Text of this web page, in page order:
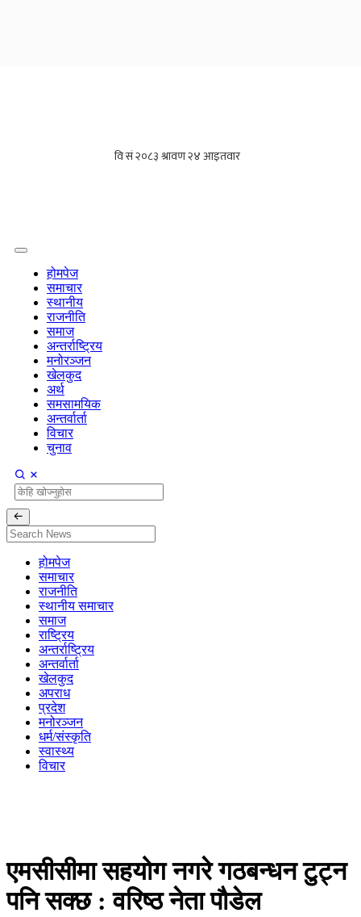
होमपेज
समाचार
स्थानीय
राजनीति
समाज
अन्तर्राष्ट्रिय
मनोरञ्जन
खेलकुद
अर्थ
समसामयिक
अन्तर्वार्ता
विचार
चुनाव
होमपेज
समाचार
राजनीति
स्थानीय समाचार
समाज
राष्ट्रिय
अन्तर्राष्ट्रिय
अन्तर्वार्ता
खेलकुद
अपराध
प्रदेश
मनोरञ्जन
धर्म/संस्कृति
स्वास्थ्य
विचार
एमसीसीमा सहयोग नगरे गठबन्धन टुट्न
पनि सक्छ : वरिष्ठ नेता पौडेल